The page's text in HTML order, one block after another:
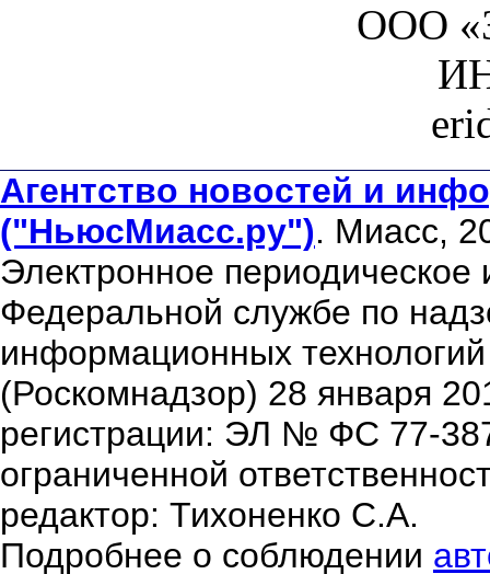
ООО
Агентство новостей и
("НьюсМиасс.ру"). Миасс,
Электронное периодическое
Федеральной службе по
информационных
(Роскомнадзор) 28 января
регистрации: ЭЛ № ФС 77-
ограниченной
редактор: Тихоненко С.А.
Подробнее о соблюдении